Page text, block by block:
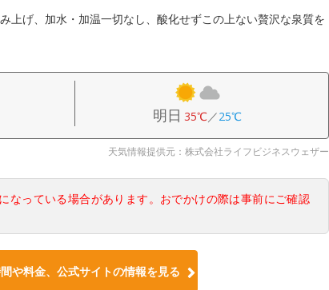
上げ、加水・加温一切なし、酸化せずこの上ない贅沢な泉質を
明日 35℃／25℃
天気情報提供元：株式会社ライフビジネスウェザー
なっている場合があります。おでかけの際は事前にご確認
や料金、公式サイトの情報を見る